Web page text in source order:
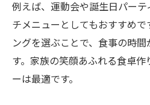
例えば、運動会や誕生日パー
チメニューとしてもおすすめ
ングを選ぶことで、食事の時
す。家族の笑顔あふれる食卓
ーは最適です。